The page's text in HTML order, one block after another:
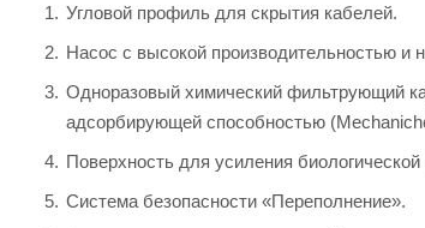
Угловой профиль для скрытия кабелей.
Насос с высокой производительностью и
Одноразовый химический фильтрующий
адсорбирующей способностью
Поверхность для усиления
Система безопасности «Переполнение».